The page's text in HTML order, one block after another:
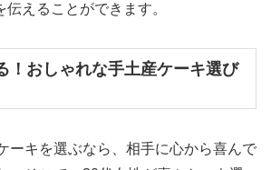
えることができます。
！おしゃれな手土産ケーキ選び
ーキを選ぶなら、相手に心から喜んで